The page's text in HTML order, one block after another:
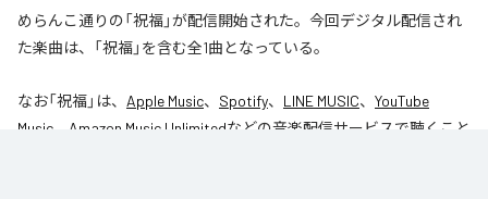
めらんこ通りの「祝福」が配信開始された。今回デジタル配信され
た楽曲は、「祝福」を含む全1曲となっている。
なお「祝福」は、 Apple Music、 Spotify、 LINE MUSIC、 YouTube
Music
Amazon Music Unlimitedなどの音楽配信サービスで聴くこと